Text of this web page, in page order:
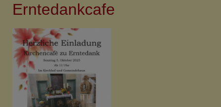
Pfarramt
vom
2.10.-16.10.25
geschlossen
Erntedankcafe